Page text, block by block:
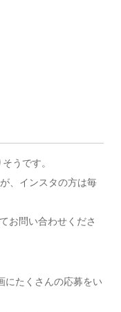
うです。
、インスタの方は毎
お問い合わせくださ
にたくさんの応募をい